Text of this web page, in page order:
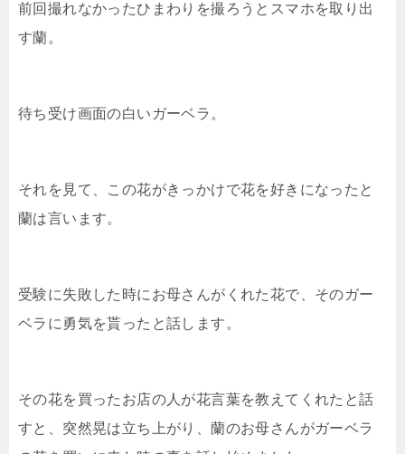
前回撮れなかったひまわりを撮ろうとスマホを取り出
す蘭。
待ち受け画面の白いガーベラ。
それを見て、この花がきっかけで花を好きになったと
蘭は言います。
受験に失敗した時にお母さんがくれた花で、そのガー
ベラに勇気を貰ったと話します。
その花を買ったお店の人が花言葉を教えてくれたと話
すと、突然晃は立ち上がり、蘭のお母さんがガーベラ